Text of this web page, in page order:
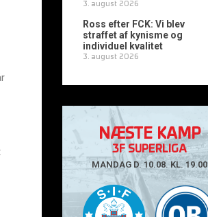
3. august 2026
Ross efter FCK: Vi blev
straffet af kynisme og
individuel kvalitet
3. august 2026
NÆSTE KAMP
3F SUPERLIGA
MANDAG D. 10.08. KL. 19.00